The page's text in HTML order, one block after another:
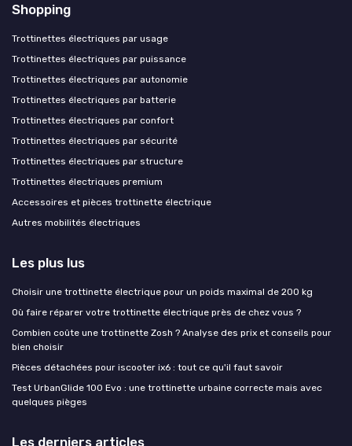
Shopping
Trottinettes électriques par usage
Trottinettes électriques par puissance
Trottinettes électriques par autonomie
Trottinettes électriques par batterie
Trottinettes électriques par confort
Trottinettes électriques par sécurité
Trottinettes électriques par structure
Trottinettes électriques premium
Accessoires et pièces trottinette électrique
Autres mobilités électriques
Les plus lus
Choisir une trottinette électrique pour un poids maximal de 200 kg
Où faire réparer votre trottinette électrique près de chez vous ?
Combien coûte une trottinette Zosh ? Analyse des prix et conseils pour
bien choisir
Pièces détachées pour iscooter ix6 : tout ce qu'il faut savoir
Test UrbanGlide 100 Evo : une trottinette urbaine correcte mais avec
quelques pièges
Les derniers articles